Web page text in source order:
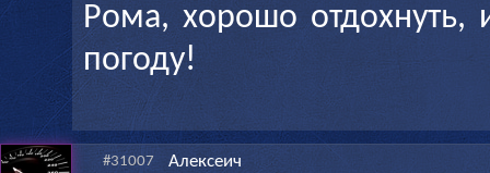
Рома, хорошо
погоду!
#31007 Алексеич